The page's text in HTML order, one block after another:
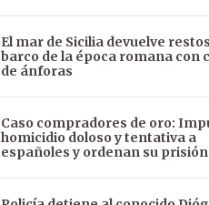
El mar de Sicilia devuelve
barco de la época romana con
de ánforas
Caso compradores de oro:
homicidio doloso y tentativa a
españoles y ordenan su prisión